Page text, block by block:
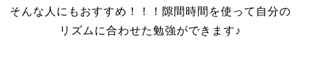
そんな人にもおすすめ！！！隙間時間を使って自分の
リズムに合わせた勉強ができます♪